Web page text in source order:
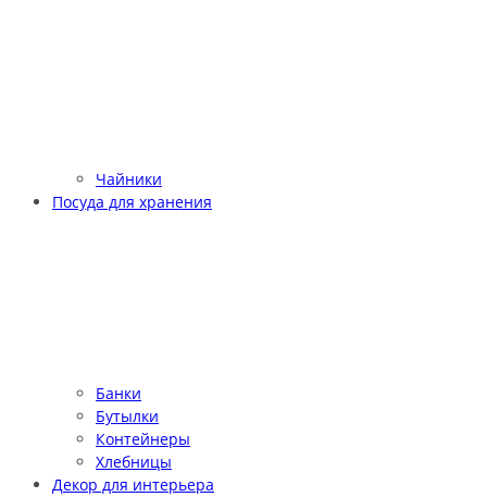
Чайники
Посуда для хранения
Банки
Бутылки
Контейнеры
Хлебницы
Декор для интерьера